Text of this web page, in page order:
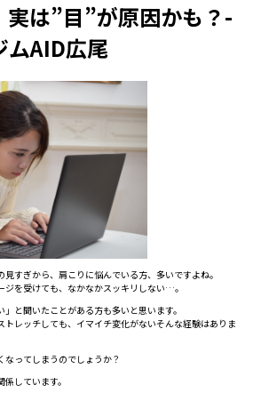
実は”目”が原因かも？-
ムAID広尾
すぎから、肩こりに悩んでいる方、多いですよね。
ジを受けても、なかなかスッキリしない…。
」と聞いたことがある方も多いと思います。
レッチしても、イマイチ変化がない――そんな経験はありま
ってしまうのでしょうか？
しています。